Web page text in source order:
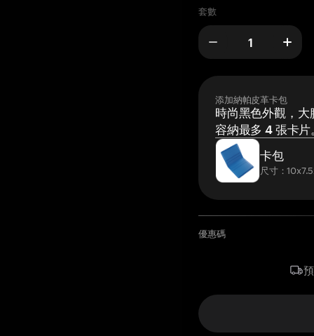
套數
添加納帕皮革卡包
時尚黑色外觀，大
容納最多 4 張卡片
卡包
尺寸：
優惠碼